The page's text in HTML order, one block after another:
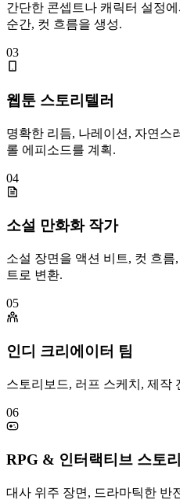
간단한 콘셉트나 캐릭터 설정
순간, 컷 흐름을 생성.
03
웹툰 스토리텔러
명확한 리듬, 나레이션, 자연스
롤 에피소드를 계획.
04
소설 만화화 작가
소설 장면을 액션 비트, 컷 흐
트로 변환.
05
인디 크리에이터 팀
스토리보드, 러프 스케치, 제작
06
RPG & 인터랙티브 스토
대사 위주 장면, 드라마틱한 반